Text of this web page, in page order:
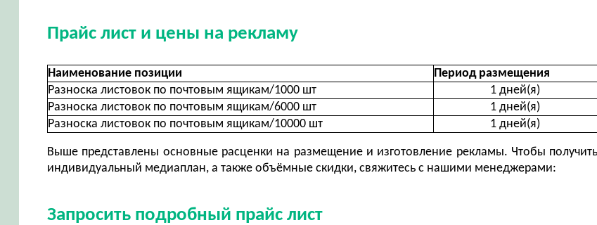
Прайс лист и цены на рекламу
Наименование позиции Период размещения
Разноска листовок по почтовым ящикам/1000 шт
1 дней(я)
Разноска листовок по почтовым ящикам/6000 шт
1 дней(я)
Разноска листовок по почтовым ящикам/10000 шт
1 дней(я)
Выше представлены основные расценки на размещение и изготовление рекламы. Чтобы
индивидуальный медиаплан, а также объёмные скидки, свяжитесь с нашими менеджерами:
Запросить подробный прайс лист